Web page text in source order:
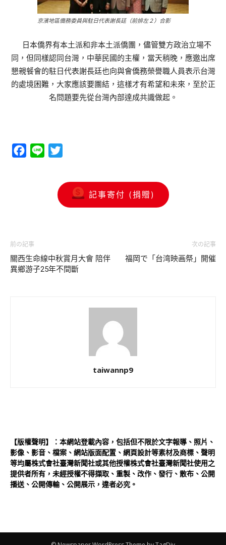
京濱地區僑務委員與駐日代表謝長廷（前排左２）合影
日本僑界有本土派和非本土派僑團，儘管雙方政治立場不
同，但同樣認同台灣，中華民國的主權，當天稍晚，應邀出席
懇親餐會的駐日代表謝長廷也向與會僑務榮譽職人員表示台灣
的處境困難，大家應該要團結，這樣才有希望和未來，至於正
名問題要先從台灣內部達成共識做起。
Facebook
Line
記事寄付 (捐贈)
前の記事
關西生命線中秋賞月大會 陪伴
異鄉游子25年不間斷
次の記事
福岡で「台湾映画祭」開催
taiwannp9
【版權聲明】：本網站登載內容，包括但不限於文字報導、照片、
影像、影音、檔案、網站版面配置、網頁設計等素材及商標、聲明
等均屬株式會社臺灣新聞社或其他授權株式會社臺灣新聞社使用之
提供者所有，未經授權不得擷取、重製、改作、發行、散布、公開
播送、公開傳輸、公開展示，違者必究。